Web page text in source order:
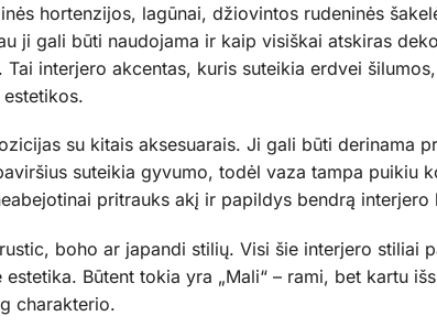
hortenzijos, lagūnai, džiovintos rudeninės
ji gali būti naudojama ir kaip visiškai atskiras
interjero akcentas, kuris suteikia erdvei
su kitais aksesuarais. Ji gali būti derinama
suteikia gyvumo, todėl vaza tampa puikiu
pritrauks akį ir papildys bendrą
boho ar japandi stilių. Visi šie interjero stiliai
Būtent tokia yra „Mali“ – rami, bet kartu
charakterio.